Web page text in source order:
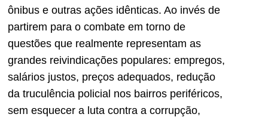
ônibus e outras ações idênticas. Ao invés de
partirem para o combate em torno de
questões que realmente representam as
grandes reivindicações populares: empregos,
salários justos, preços adequados, redução
da truculência policial nos bairros periféricos,
sem esquecer a luta contra a corrupção,